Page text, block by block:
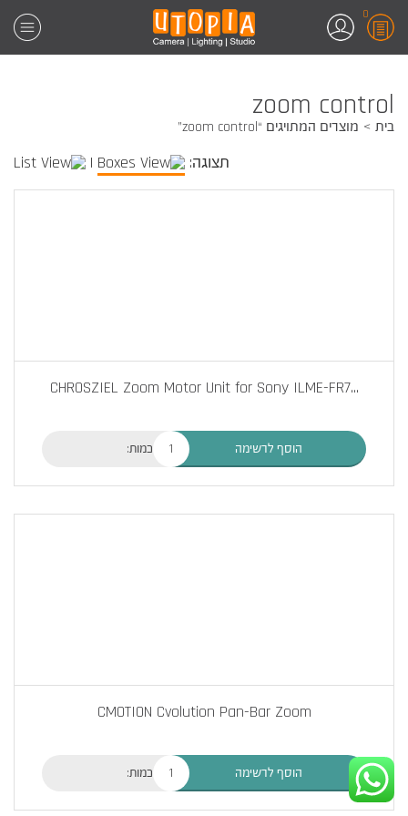
0
zoom control
בית מוצרים המתויגים “zoom control”
תצוגה: |
CHROSZIEL Zoom Motor Unit for Sony ILME-FR7...
כמות: הוסף לרשימה
CMOTION Cvolution Pan-Bar Zoom
כמות: הוסף לרשימה